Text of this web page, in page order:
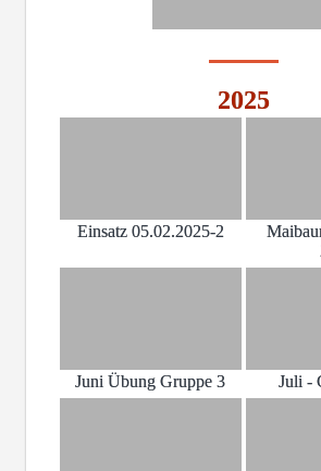
2025
Einsatz 05.02.2025-2
Juni Übung Gruppe 3 Juli -